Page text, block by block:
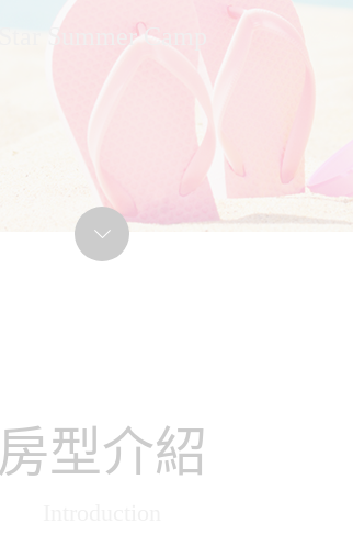
Star Summer Camp
房型介紹